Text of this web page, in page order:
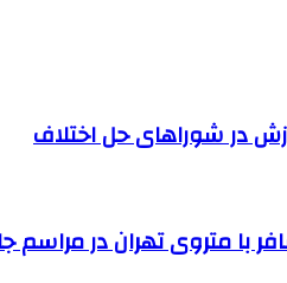
در شوراهای حل اختلاف